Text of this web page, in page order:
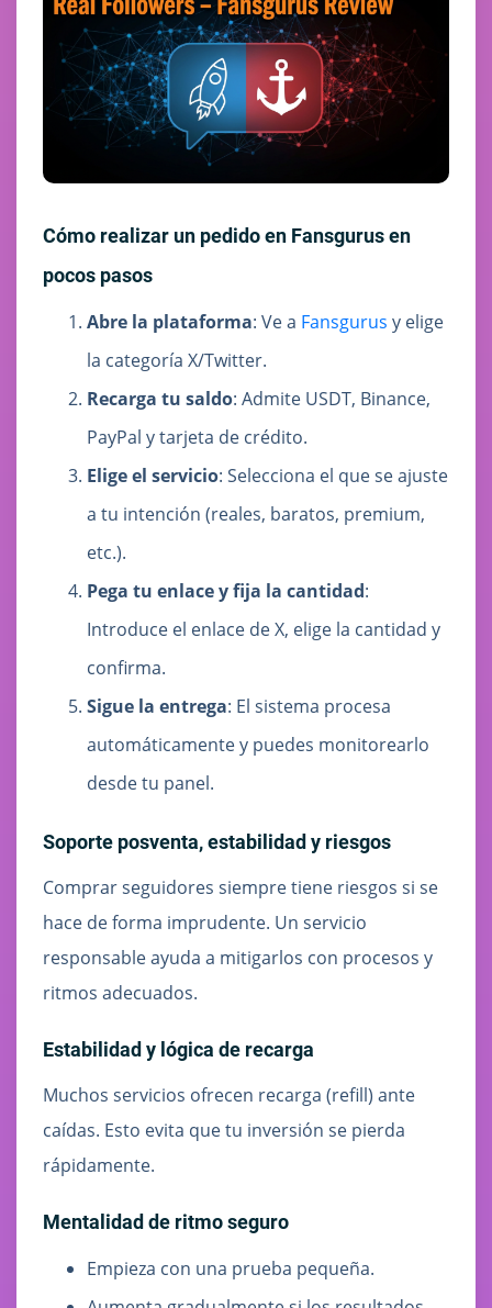
Cómo realizar un pedido en Fansgurus en
pocos pasos
Abre la plataforma: Ve a Fansgurus y elige
la categoría X/Twitter.
Recarga tu saldo: Admite USDT, Binance,
PayPal y tarjeta de crédito.
Elige el servicio: Selecciona el que se ajuste
a tu intención (reales, baratos, premium,
etc.).
Pega tu enlace y fija la cantidad:
Introduce el enlace de X, elige la cantidad y
confirma.
Sigue la entrega: El sistema procesa
automáticamente y puedes monitorearlo
desde tu panel.
Soporte posventa, estabilidad y riesgos
Comprar seguidores siempre tiene riesgos si se
hace de forma imprudente. Un servicio
responsable ayuda a mitigarlos con procesos y
ritmos adecuados.
Estabilidad y lógica de recarga
Muchos servicios ofrecen recarga (refill) ante
caídas. Esto evita que tu inversión se pierda
rápidamente.
Mentalidad de ritmo seguro
Empieza con una prueba pequeña.